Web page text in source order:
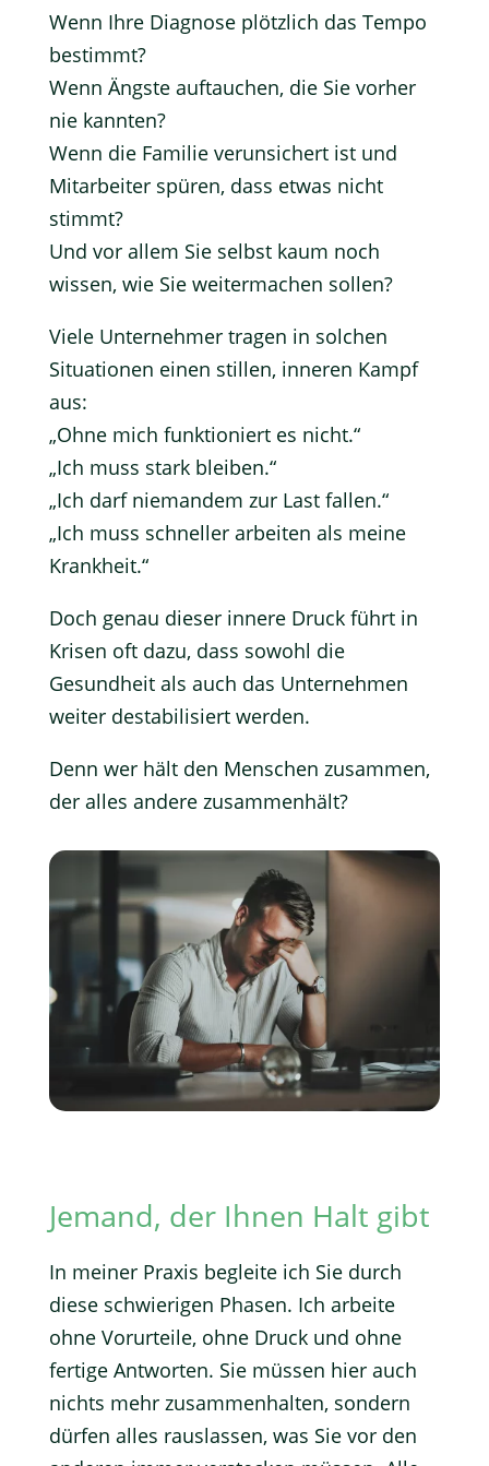
Wenn Ihre Diagnose plötzlich das Tempo
bestimmt?
Wenn Ängste auftauchen, die Sie vorher
nie kannten?
Wenn die Familie verunsichert ist und
Mitarbeiter spüren, dass etwas nicht
stimmt?
Und vor allem Sie selbst kaum noch
wissen, wie Sie weitermachen sollen?
Viele Unternehmer tragen in solchen
Situationen einen stillen, inneren Kampf
aus:
„Ohne mich funktioniert es nicht.“
„Ich muss stark bleiben.“
„Ich darf niemandem zur Last fallen.“
„Ich muss schneller arbeiten als meine
Krankheit.“
Doch genau dieser innere Druck führt in
Krisen oft dazu, dass sowohl die
Gesundheit als auch das Unternehmen
weiter destabilisiert werden.
Denn wer hält den Menschen zusammen,
der alles andere zusammenhält?
Jemand, der Ihnen Halt gibt
In meiner Praxis begleite ich Sie durch
diese schwierigen Phasen. Ich arbeite
ohne Vorurteile, ohne Druck und ohne
fertige Antworten. Sie müssen hier auch
nichts mehr zusammenhalten, sondern
dürfen alles rauslassen, was Sie vor den